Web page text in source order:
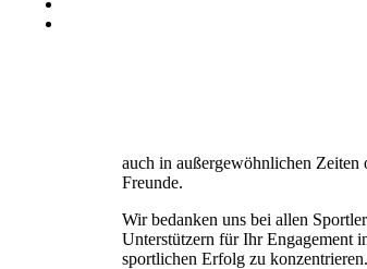
auch in außergewöhnlichen Zeiten
Freunde.
Wir bedanken uns bei allen
Unterstützern für Ihr Engagement
sportlichen Erfolg zu konzentrieren.